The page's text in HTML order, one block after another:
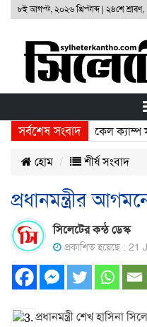
৮ই আগস্ট, ২০২৬ খ্রিস্টাব্দ| ২৪শে শ্রাবণ,
সর্বশেষ সংবাদফ্রি মেডিকেল ক্যাম্প
হোম শীর্ষ সংবাদ
প্রধানমন্ত্রীর
সিলেটের কন্ঠ ডেস্ক
প্রকাশিত হয়েছে :
প্রধানমন্ত্রী শেখ হাসিনা